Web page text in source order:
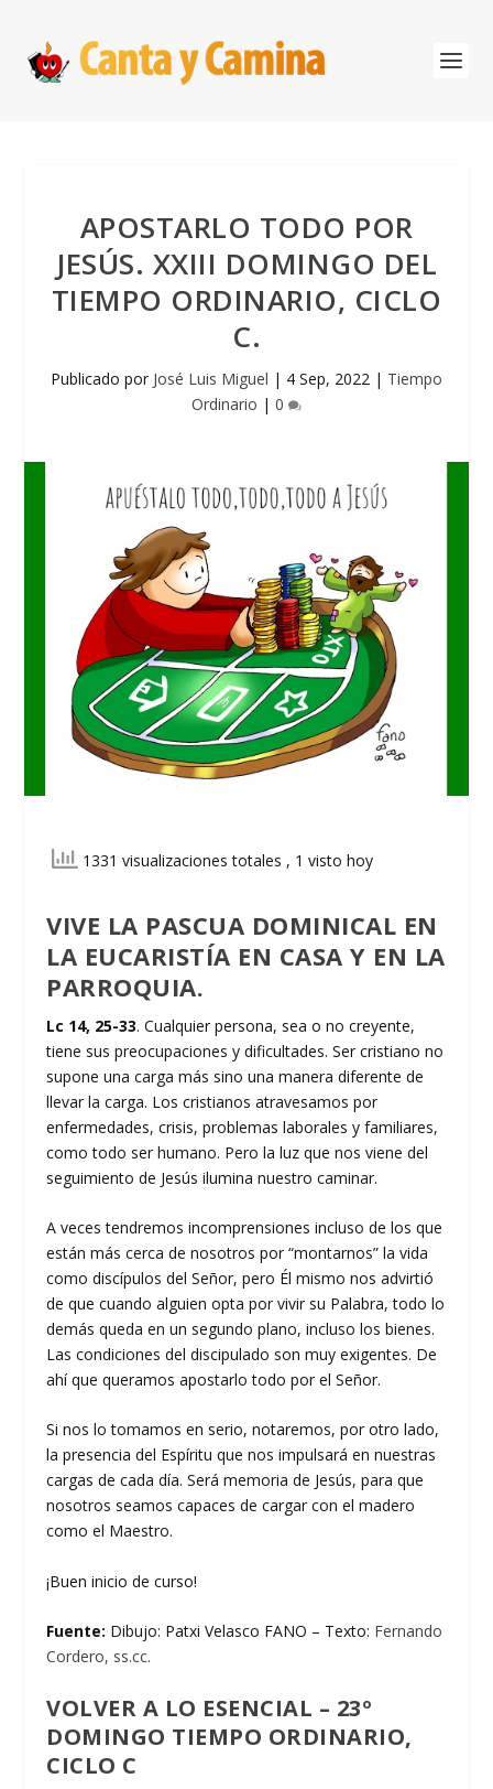
APOSTARLO TODO POR
JESÚS. XXIII DOMINGO DEL
TIEMPO ORDINARIO, CICLO
C.
Publicado por José Luis Miguel | 4 Sep, 2022 | Tiempo
Ordinario | 0
1331 visualizaciones totales , 1 visto hoy
VIVE LA PASCUA DOMINICAL EN
LA EUCARISTÍA EN CASA Y EN LA
PARROQUIA.
Lc 14, 25-33. Cualquier persona, sea o no creyente,
tiene sus preocupaciones y dificultades. Ser cristiano no
supone una carga más sino una manera diferente de
llevar la carga. Los cristianos atravesamos por
enfermedades, crisis, problemas laborales y familiares,
como todo ser humano. Pero la luz que nos viene del
seguimiento de Jesús ilumina nuestro caminar.
A veces tendremos incomprensiones incluso de los que
están más cerca de nosotros por “montarnos” la vida
como discípulos del Señor, pero Él mismo nos advirtió
de que cuando alguien opta por vivir su Palabra, todo lo
demás queda en un segundo plano, incluso los bienes.
Las condiciones del discipulado son muy exigentes. De
ahí que queramos apostarlo todo por el Señor.
Si nos lo tomamos en serio, notaremos, por otro lado,
la presencia del Espíritu que nos impulsará en nuestras
cargas de cada día. Será memoria de Jesús, para que
nosotros seamos capaces de cargar con el madero
como el Maestro.
¡Buen inicio de curso!
Fuente: Dibujo: Patxi Velasco FANO – Texto: Fernando
Cordero, ss.cc.
VOLVER A LO ESENCIAL – 23º
DOMINGO TIEMPO ORDINARIO,
CICLO C